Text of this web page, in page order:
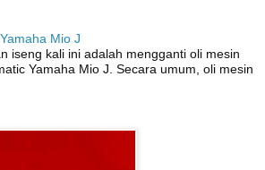
Mio J
iseng kali ini adalah mengganti oli mesin
Yamaha Mio J. Secara umum, oli mesin